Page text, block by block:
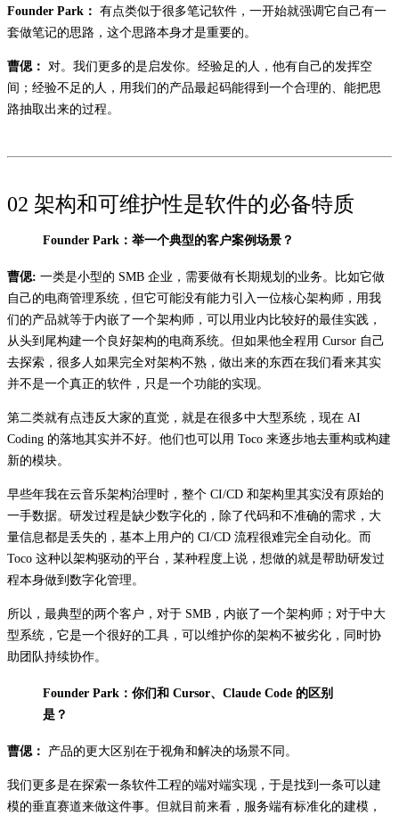
Founder Park： 有点类似于很多笔记软件，一开始就强调它自己有一
套做笔记的思路，这个思路本身才是重要的。
曹偲：
对。我们更多的是启发你。经验足的人，他有自己的发挥空
间；经验不足的人，用我们的产品最起码能得到一个合理的、能把思
路抽取出来的过程。
02 架构和可维护性是软件的必备特质
Founder Park：举一个典型的客户案例场景？
曹偲: 一类是小型的 SMB 企业，需要做有长期规划的业务。比如它做
自己的电商管理系统，但它可能没有能力引入一位核心架构师，用我
们的产品就等于内嵌了一个架构师，可以用业内比较好的最佳实践，
从头到尾构建一个良好架构的电商系统。但如果他全程用 Cursor 自己
去探索，很多人如果完全对架构不熟，做出来的东西在我们看来其实
并不是一个真正的软件，只是一个功能的实现。
第二类就有点违反大家的直觉，就是在很多中大型系统，现在 AI
Coding 的落地其实并不好。他们也可以用 Toco 来逐步地去重构或构建
新的模块。
早些年我在云音乐架构治理时，整个 CI/CD 和架构里其实没有原始的
一手数据。研发过程是缺少数字化的，除了代码和不准确的需求，大
量信息都是丢失的，基本上用户的 CI/CD 流程很难完全自动化。而
Toco 这种以架构驱动的平台，某种程度上说，想做的就是帮助研发过
程本身做到数字化管理。
所以，最典型的两个客户，对于 SMB，内嵌了一个架构师；对于中大
型系统，它是一个很好的工具，可以维护你的架构不被劣化，同时协
助团队持续协作。
Founder Park：你们和 Cursor、Claude Code 的区别
是？
曹偲： 产品的更大区别在于视角和解决的场景不同。
我们更多是在探索一条软件工程的端对端实现，于是找到一条可以建
模的垂直赛道来做这件事。但就目前来看，服务端有标准化的建模，